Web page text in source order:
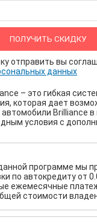
ПОЛУЧИТЬ СКИДКУ
отправить вы
данных
– это гибкая
которая дает
Brilliance в
условия с
программе мы
по автокредиту от
ежемесячные
стоимости